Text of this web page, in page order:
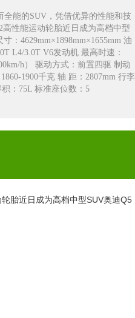
全能的SUV，凭借优异的性能和技
高性能运动轮胎近日成为高档中型
：4629mm×1898mm×1655mm 油
L4/3.0T V6发动机 最高时速：
h） 驱动方式：前置四驱 制动
1900千克 轴 距：2807mm 行李
：75L 标准座位数：5
胎近日成为高档中型SUV奥迪Q5